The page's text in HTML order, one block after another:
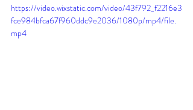
https://video.wixstatic.com/video/43f792_f2216e3
fce984bfca67f960ddc9e2036/1080p/mp4/file.
mp4